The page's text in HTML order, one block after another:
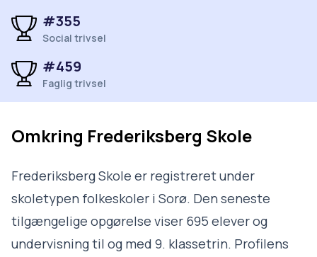
#355
Social trivsel
#459
Faglig trivsel
Omkring Frederiksberg Skole
Frederiksberg Skole er registreret under
skoletypen folkeskoler i Sorø. Den seneste
tilgængelige opgørelse viser 695 elever og
undervisning til og med 9. klassetrin. Profilens